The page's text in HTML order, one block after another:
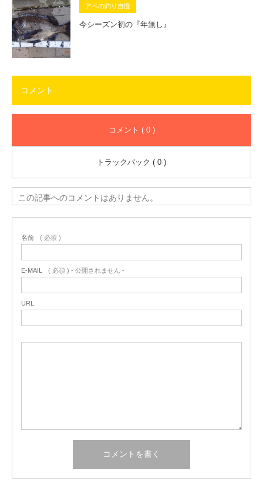
アベの釣り自慢
今シーズン初の『年無し』
コメント
コメント ( 0 )
トラックバック ( 0 )
この記事へのコメントはありません。
名前 ( 必須 )
E-MAIL ( 必須 ) - 公開されません -
URL